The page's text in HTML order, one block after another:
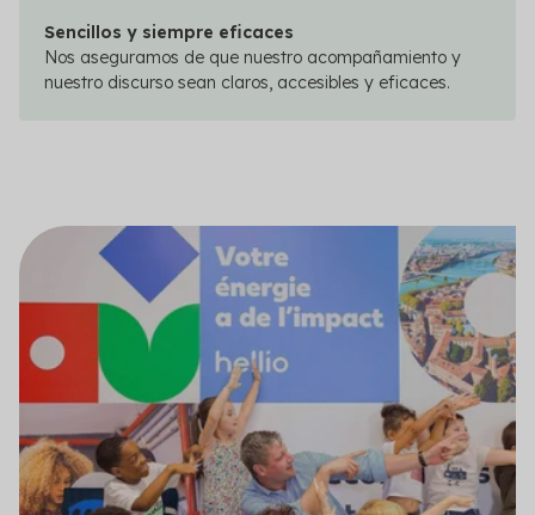
Sencillos y siempre eficaces
Nos aseguramos de que nuestro acompañamiento y
nuestro discurso sean claros, accesibles y eficaces.